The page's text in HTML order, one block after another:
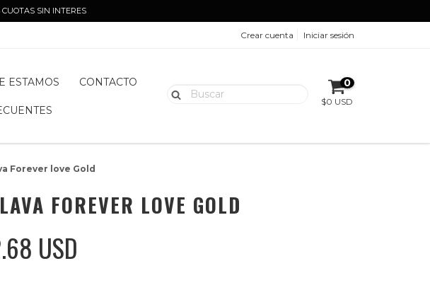
SIN INTERES
Crear cuenta Iniciar sesión
ESTAMOS CONTACTO 0
$0 USD
Forever love Gold
FOREVER LOVE GOLD
USD